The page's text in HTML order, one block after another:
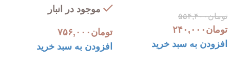
تومان۵۵۴,۴۰۰
تومان ۲۴۰,۰۰۰
افزودن به سبد خرید
موجود در انبار
تومان ۷۵۶,۰۰۰
افزودن به سبد خرید